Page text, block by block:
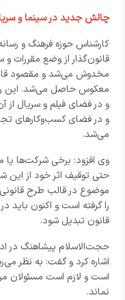
چالش جدید در سینما و
کارشناس حوزه فرهنگ و
قانون‌گذار از وضع
مخدوش می‌شد و مقصود
معکوس حاصل می‌شد. این
و در فضای فیلم و سریال از
و در فضای کسب‌وکارهای
می‌شد.
وی افزود: برخی شرکت‌ها یا
حتی توقیف اثر خود از این
موضوع در قالب طرح
را گرفته است و اکنون
قانون تبدیل شود.
حجت‌الاسلام پیشاهنگ در
اشاره کرد و گفت: به نظر
است و لازم است مسئولان
نماند.